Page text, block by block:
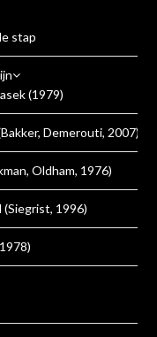
stap
(1979)
Demerouti, 2007)
Oldham, 1976)
1996)